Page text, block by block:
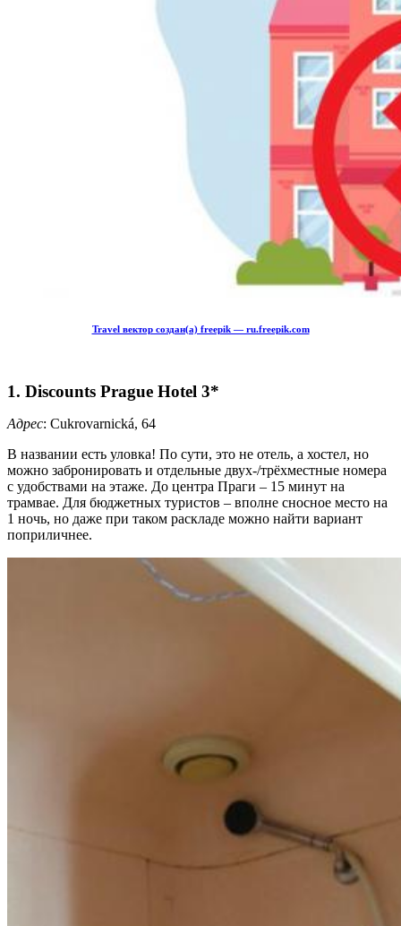
Travel вектор создан(а) freepik — ru.freepik.com
1. Discounts Prague Hotel 3*
Адрес: Cukrovarnická, 64
В названии есть уловка! По сути, это не отель, а хостел, но
можно забронировать и отдельные двух-/трёхместные номера
с удобствами на этаже. До центра Праги – 15 минут на
трамвае. Для бюджетных туристов – вполне сносное место на
1 ночь, но даже при таком раскладе можно найти вариант
поприличнее.